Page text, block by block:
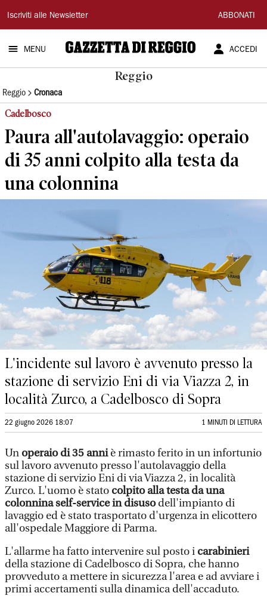
Gazzetta
di
Reggio
Iscriviti alle Newsletter ABBONATI
MENU ACCEDI
Reggio
Reggio Cronaca
Cadelbosco
Paura all'autolavaggio: operaio
di 35 anni colpito alla testa da
una colonnina
L'incidente sul lavoro è avvenuto presso la
stazione di servizio Eni di via Viazza 2, in
località Zurco, a Cadelbosco di Sopra
22 giugno 2026 18:07 1 MINUTI DI LETTURA
Un operaio di 35 anniè rimasto ferito in un infortunio
sul lavoro avvenuto presso l'autolavaggio della
stazione di servizio Eni di via Viazza 2, in località
Zurco. L'uomo è stato colpito alla testa da una
colonnina self-service in disusodell'impianto di
lavaggio ed è stato trasportato d'urgenza in elicottero
all'ospedale Maggiore di Parma.
L'allarme ha fatto intervenire sul posto i carabinieri
della stazione di Cadelbosco di Sopra, che hanno
provveduto a mettere in sicurezza l'area e ad avviare i
primi accertamenti sulla dinamica dell'accaduto.